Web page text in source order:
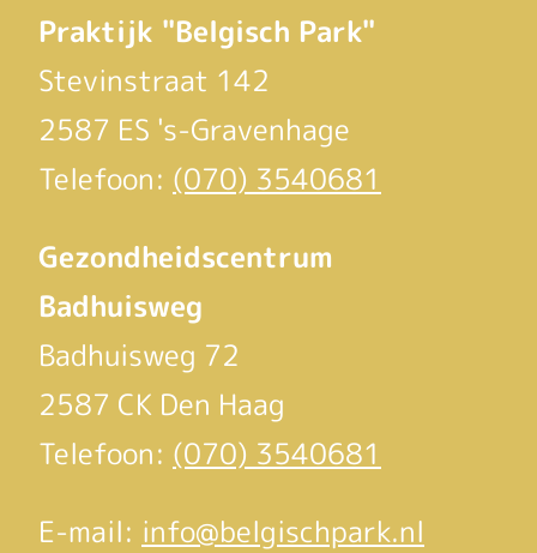
Praktijk "Belgisch Park"
Stevinstraat 142
2587 ES 's-Gravenhage
Telefoon: (070) 3540681
Gezondheidscentrum
Badhuisweg
Badhuisweg 72
2587 CK Den Haag
Telefoon: (070) 3540681
E-mail: info@belgischpark.nl